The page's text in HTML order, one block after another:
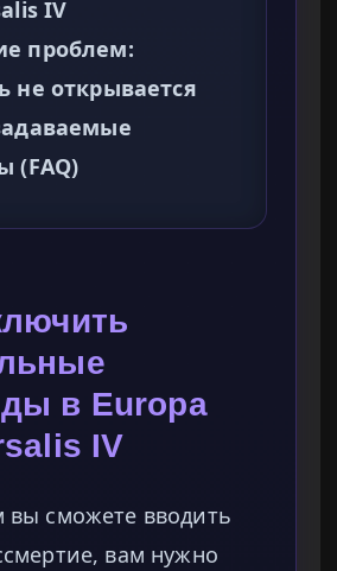
IV
проблем:
не открывается
(FAQ)
в Europa
IV
сможете вводить
вам нужно